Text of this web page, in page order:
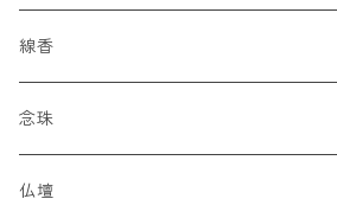
結納品
線香
贈り物
贈答用 ~5,000円
最高峰 時代（とき）の香
念珠
全宗派対応（略式）女性向け
仏壇